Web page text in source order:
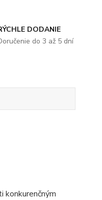
DODANIE
do 3 až 5 dní